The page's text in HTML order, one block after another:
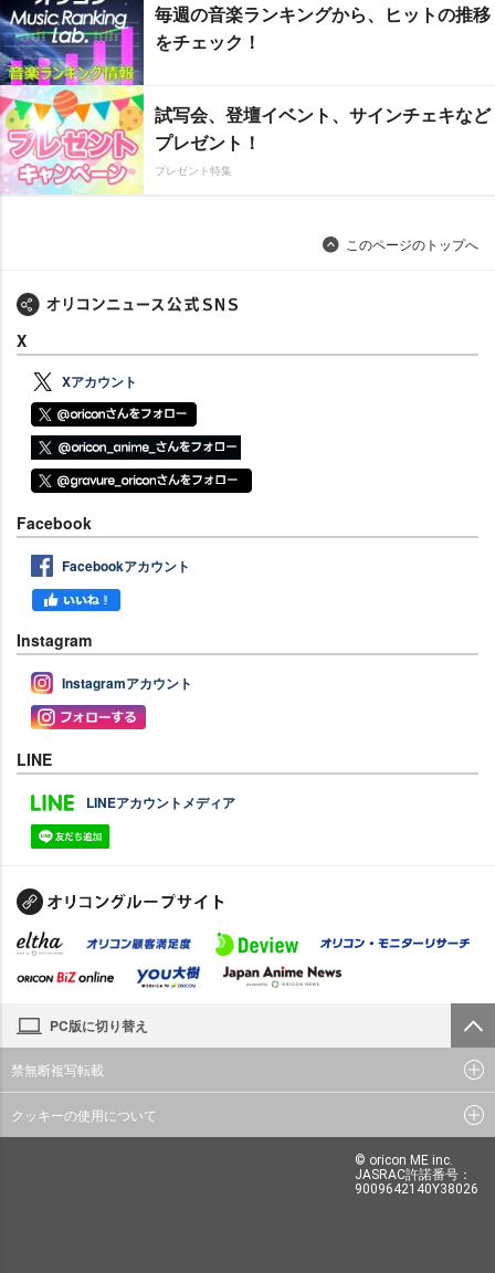
毎週の音楽ランキングから、ヒットの推移
をチェック！
試写会、登壇イベント、サインチェキなど
プレゼント！
プレゼント特集
このページのトップへ
X
Xアカウント
Facebook
Facebookアカウント
Instagram
Instagramアカウント
LINE
LINEアカウントメディア
PC版に切り替え
禁無断複写転載
クッキーの使用について
© oricon ME inc.
JASRAC許諾番号：
9009642140Y38026